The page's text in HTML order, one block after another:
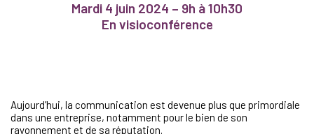
Mardi 4 juin 2024 – 9h à 10h30
En visioconférence
Aujourd’hui, la communication est devenue plus que primordiale
dans une entreprise, notamment pour le bien de son
rayonnement et de sa réputation.